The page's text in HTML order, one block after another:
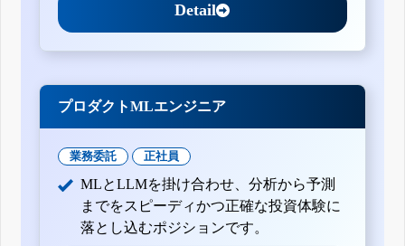
Detail
プロダクトMLエンジニア
業務委託 正社員
MLとLLMを掛け合わせ、分析から予測
までをスピーディかつ正確な投資体験に
落とし込むポジションです。